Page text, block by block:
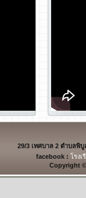
29/3 เทศบาล 2 ตำบลพิ
facebook : โรงเ
Copyright